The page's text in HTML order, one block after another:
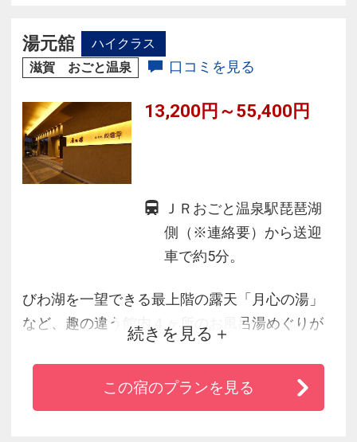
湯元舘
ハイクラス
滋賀 おごと温泉
口コミを見る
13,200円～55,400円
ＪＲおごと温泉駅琵琶湖
側（※連絡要）から送迎
車で約5分。
びわ湖を一望できる最上階の露天「月心の湯」
など、趣の違う館内４ヶ所のお風呂湯めぐりが
楽しめます。さらに「スパエステ-結宇-」では至
極の癒しをお約束いたします。
続きを見る
この宿のプランを見る